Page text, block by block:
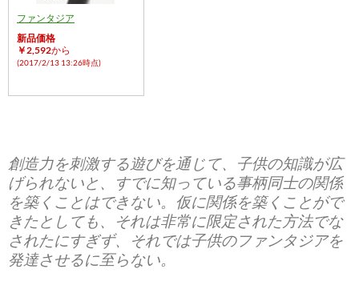
ファンタジア
新品価格
￥2,592から
(2017/2/13 13:26時点)
創造力を刺激する遊びを通じて、子供の知識が広
げられないと、すでに知っている事柄同士の関係
を築くことはできない。仮に関係を築くことがで
きたとしても、それは非常に限定された方法でな
されたにすぎず、それでは子供のファンタジアを
発達させるに至らない。